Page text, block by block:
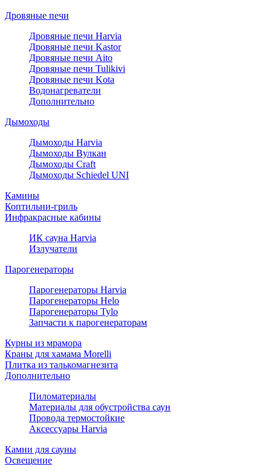
Дровяные печи
Дровяные печи Harvia
Дровяные печи Kastor
Дровяные печи Aito
Дровяные печи Tulikivi
Дровяные печи Kota
Водонагреватели
Дополнительно
Дымоходы
Дымоходы Harvia
Дымоходы Вулкан
Дымоходы Craft
Дымоходы Schiedel UNI
Камины
Коптильни-гриль
Инфракрасные кабины
ИК сауна Harvia
Излучатели
Парогенераторы
Парогенераторы Harvia
Парогенераторы Helo
Парогенераторы Tylo
Запчасти к парогенераторам
Курны из мрамора
Краны для хамама Morelli
Плитка из талькомагнезита
Дополнительно
Пиломатериалы
Материалы для обустройства саун
Провода термостойкие
Аксессуары Harvia
Камни для сауны
Освещение